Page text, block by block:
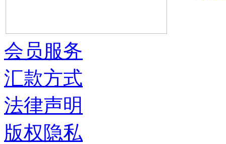
会员服务
汇款方式
法律声明
版权隐私